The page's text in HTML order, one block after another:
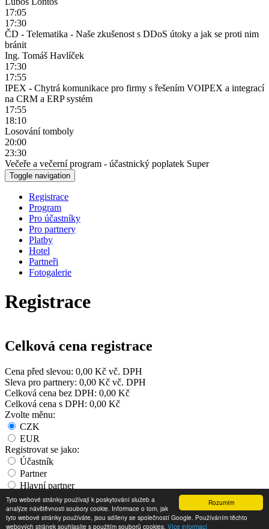
Rozumím
Tyto webové stránky používají k poskytování služeb a
analýze návštěvnosti soubory cookie. Informace o tom, jak
tyto webové stránky používáte, jsou sdíleny se společností Google. Používáním těchto
webových stránek souhlasíte s použitím souborů cookies. Více informací
17:05
17:30
ČD - Telematika - Naše zkušenost s DDoS útoky a jak se proti nim
bránit
Ing. Tomáš Havlíček
17:30
17:55
IPEX - Chytrá komunikace pro firmy s řešením VOIPEX a integrací
na CRM a ERP systém
17:55
18:10
Losování tomboly
20:00
23:30
Večeře a večerní program - účastnický poplatek Super
Toggle navigation
Registrace
Program
Pro účastníky
Pro partnery
Platby
Hotel
Partneři
Fotogalerie
Registrace
Celková cena registrace
Cena před slevou: 0,00 Kč vč. DPH
Sleva pro partnery: 0,00 Kč vč. DPH
Celková cena bez DPH: 0,00 Kč
Celková cena s DPH: 0,00 Kč
Zvolte měnu:
CZK
EUR
Registrovat se jako:
Účastník
Partner
Hlavní partner
Copyright © 2024 -Internet pro všechny
Zásady zpracování osobních údajů|Podmínky užití|